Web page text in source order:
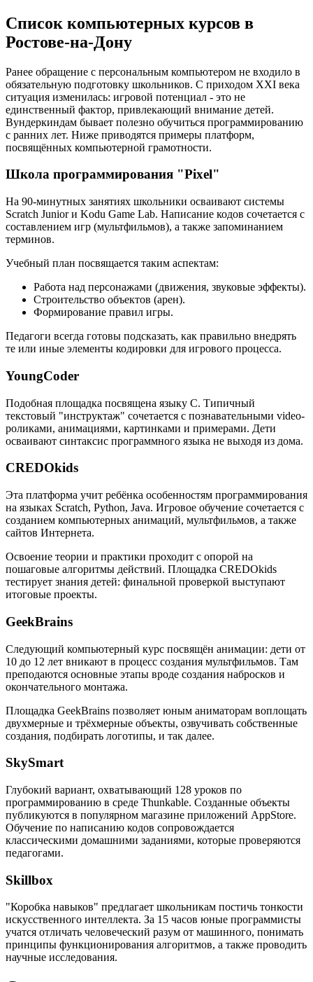
Список компьютерных курсов в
Ростове-на-Дону
Ранее обращение с персональным компьютером не входило в
обязательную подготовку школьников. С приходом XXI века
ситуация изменилась: игровой потенциал - это не
единственный фактор, привлекающий внимание детей.
Вундеркиндам бывает полезно обучиться программированию
с ранних лет. Ниже приводятся примеры платформ,
посвящённых компьютерной грамотности.
Школа программирования "Pixel"
На 90-минутных занятиях школьники осваивают системы
Scratch Junior и Kodu Game Lab. Написание кодов сочетается с
составлением игр (мультфильмов), а также запоминанием
терминов.
Учебный план посвящается таким аспектам:
Работа над персонажами (движения, звуковые эффекты).
Строительство объектов (арен).
Формирование правил игры.
Педагоги всегда готовы подсказать, как правильно внедрять
те или иные элементы кодировки для игрового процесса.
YoungCoder
Подобная площадка посвящена языку C. Типичный
текстовый "инструктаж" сочетается с познавательными video-
роликами, анимациями, картинками и примерами. Дети
осваивают синтаксис программного языка не выходя из дома.
CREDOkids
Эта платформа учит ребёнка особенностям программирования
на языках Scratch, Python, Java. Игровое обучение сочетается с
созданием компьютерных анимаций, мультфильмов, а также
сайтов Интернета.
Освоение теории и практики проходит с опорой на
пошаговые алгоритмы действий. Площадка CREDOkids
тестирует знания детей: финальной проверкой выступают
итоговые проекты.
GeekBrains
Следующий компьютерный курс посвящён анимации: дети от
10 до 12 лет вникают в процесс создания мультфильмов. Там
преподаются основные этапы вроде создания набросков и
окончательного монтажа.
Площадка GeekBrains позволяет юным аниматорам воплощать
двухмерные и трёхмерные объекты, озвучивать собственные
создания, подбирать логотипы, и так далее.
SkySmart
Глубокий вариант, охватывающий 128 уроков по
программированию в среде Thunkable. Созданные объекты
публикуются в популярном магазине приложений AppStore.
Обучение по написанию кодов сопровождается
классическими домашними заданиями, которые проверяются
педагогами.
Skillbox
"Коробка навыков" предлагает школьникам постичь тонкости
искусственного интеллекта. За 15 часов юные программисты
учатся отличать человеческий разум от машинного, понимать
принципы функционирования алгоритмов, а также проводить
научные исследования.